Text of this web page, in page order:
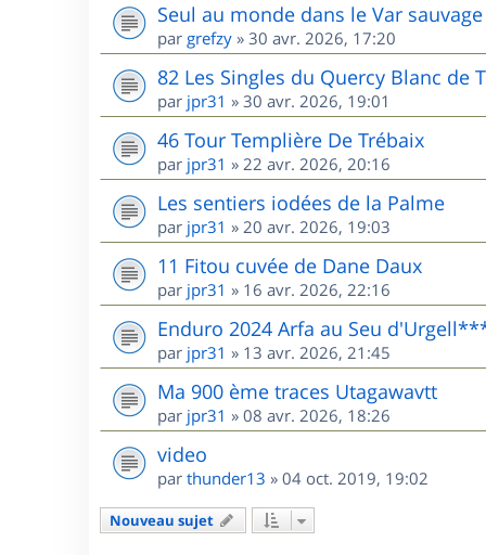
Seul au monde dans le Var
par grefzy » 30 avr. 2026, 17:20
82 Les Singles du Quercy Blanc de
par jpr31 » 30 avr. 2026, 19:01
46 Tour Templière De Trébaix
par jpr31 » 22 avr. 2026, 20:16
Les sentiers iodées de la Palme
par jpr31 » 20 avr. 2026, 19:03
11 Fitou cuvée de Dane Daux
par jpr31 » 16 avr. 2026, 22:16
Enduro 2024 Arfa au Seu
par jpr31 » 13 avr. 2026, 21:45
Ma 900 ème traces Utagawavtt
par jpr31 » 08 avr. 2026, 18:26
video
par thunder13 » 04 oct. 2019, 19:02
Nouveau sujet